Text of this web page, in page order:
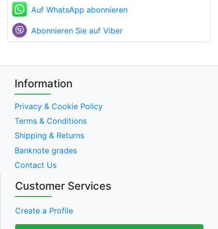
Auf WhatsApp abonnieren
Abonnieren Sie auf Viber
Information
Privacy & Cookie Policy
Terms & Conditions
Shipping & Returns
Banknote grades
Contact Us
Customer Services
Create a Profile